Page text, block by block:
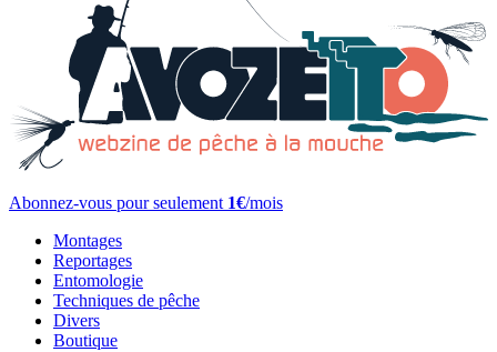
Abonnez-vous pour seulement 1€/mois
Montages
Reportages
Entomologie
Techniques de pêche
Divers
Boutique